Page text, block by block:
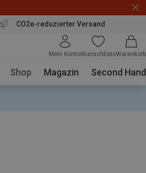
CO2e-reduzierter Versand
Mein KontoWunschlisteWarenkorb
Shop Magazin Second Hand